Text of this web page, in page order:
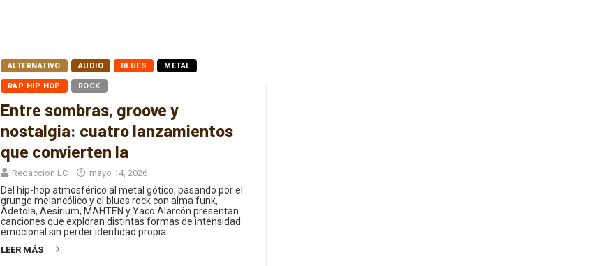
ALTERNATIVO AUDIO BLUES METAL
RAP HIP HOP ROCK
Entre sombras, groove y
nostalgia: cuatro lanzamientos
que convierten la
Redaccion LC mayo 14, 2026
Del hip-hop atmosférico al metal gótico, pasando por el
grunge melancólico y el blues rock con alma funk,
Adetola, Aesirium, MAHTEN y Yaco Alarcón presentan
canciones que exploran distintas formas de intensidad
emocional sin perder identidad propia.
LEER MÁS